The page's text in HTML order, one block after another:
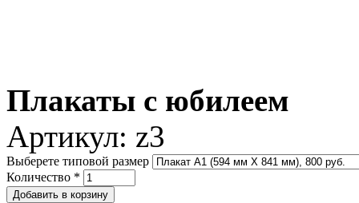
Плакаты с юбилеем
Артикул: z3
Выберете типовой размер
Количество *